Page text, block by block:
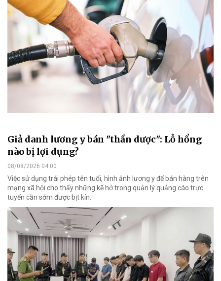
Giả danh lương y bán "thần dược": Lỗ hổng
nào bị lợi dụng?
08/08/2026 04:00
Việc sử dụng trái phép tên tuổi, hình ảnh lương y để bán hàng trên
mạng xã hội cho thấy những kẽ hở trong quản lý quảng cáo trực
tuyến cần sớm được bịt kín.